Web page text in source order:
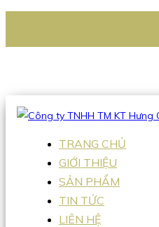
Hotline:0938 336 079
TRANG CHỦ
GIỚI THIỆU
SẢN PHẨM
TIN TỨC
LIÊN HỆ